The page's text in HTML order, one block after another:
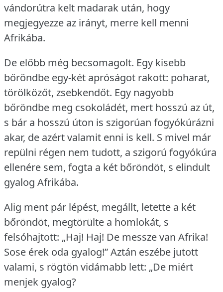
vándorútra kelt madarak után, hogy
megjegyezze az irányt, merre kell menni
Afrikába.
De előbb még becsomagolt. Egy kisebb
bőröndbe egy-két apróságot rakott: poharat,
törölközőt, zsebkendőt. Egy nagyobb
bőröndbe meg csokoládét, mert hosszú az út,
s bár a hosszú úton is szigorúan fogyókúrázni
akar, de azért valamit enni is kell. S mivel már
repülni régen nem tudott, a szigorú fogyókúra
ellenére sem, fogta a két bőröndöt, s elindult
gyalog Afrikába.
Alig ment pár lépést, megállt, letette a két
bőröndöt, megtörülte a homlokát, s
felsóhajtott: „Haj! Haj! De messze van Afrika!
Sose érek oda gyalog!” Aztán eszébe jutott
valami, s rögtön vidámabb lett: „De miért
menjek gyalog?